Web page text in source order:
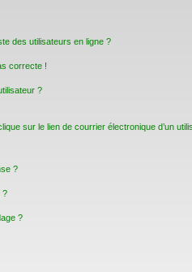
des utilisateurs en ligne ?
correcte !
?
sur le lien de courrier électronique d’un
?
?
?